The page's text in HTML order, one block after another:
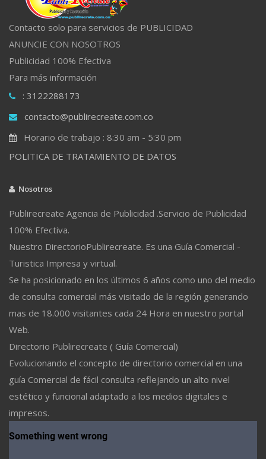
Contacto solo para servicios de PUBLICIDAD
ANUNCIE CON NOSOTROS
Publicidad 100% Efectiva
Para más información
: 3122288173
contacto@publirecreate.com.co
Horario de trabajo : 8:30 am - 5:30 pm
POLITICA DE TRATAMIENTO DE DATOS
Nosotros
Publirecreate Agencia de Publicidad .Servicio de Publicidad
100% Efectiva.
Nuestro DirectorioPublirecreate. Es una Guía Comercial -
Turistica Impresa y virtual.
Se ha posicionado en los últimos 6 años como uno del medio
de consulta comercial más visitado de la región generando
mas de 18.000 visitantes cada 24 Hora en nuestro portal
Web.
Directorio Publirecreate ( Guía Comercial)
Evolucionando el concepto de directorio comercial en una
guía Comercial de fácil consulta reflejando un alto nivel
estético y funcional adaptado a los medios digitales e
impresos.